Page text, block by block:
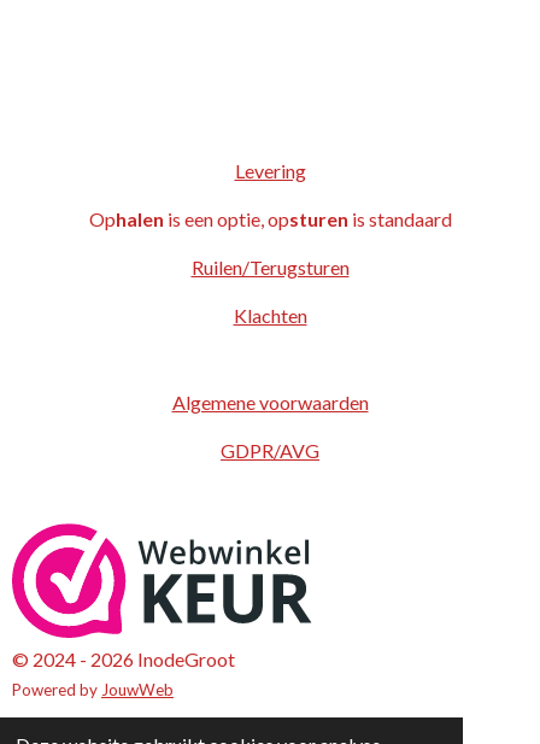
Levering
Ophalen is een optie, opsturen is standaard
Ruilen/Terugsturen
Klachten
Algemene voorwaarden
GDPR/AVG
© 2024 - 2026 InodeGroot
Powered by JouwWeb